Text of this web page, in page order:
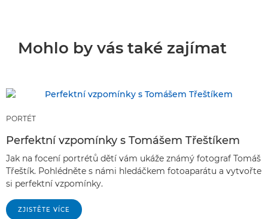
Mohlo by vás také zajímat
PORTÉT
Perfektní vzpomínky s Tomášem Třeštíkem
Jak na focení portrétů dětí vám ukáže známý fotograf Tomáš
Třeštík. Pohlédněte s námi hledáčkem fotoaparátu a vytvořte
si perfektní vzpomínky.
ZJISTĚTE VÍCE